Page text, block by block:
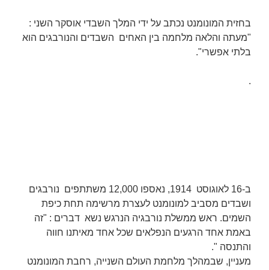
בחזית המונומנט נכתב על ידי המלך השבדי אוסקר השני :
"מעתה והלאה מלחמה בין האחים השבדים והנורבגים הוא
בלתי אפשרי".
.
ב-16 לאוגוסט 1914, נאספו 12,000 משתתפים נורבגים
ושבדים מסביב למונומנט לעצרת מרשימה תחת כיפת
השמים. ראש ממשלת נורבגיה הנרגש נשא דברים : "זה
באמת אחד הרגעים הנפלאים שכל אחד מאיתנו חווה
והתנסה ".
מעניין, שבמהלך מלחמת העולם השנייה, רחבת המונומנט